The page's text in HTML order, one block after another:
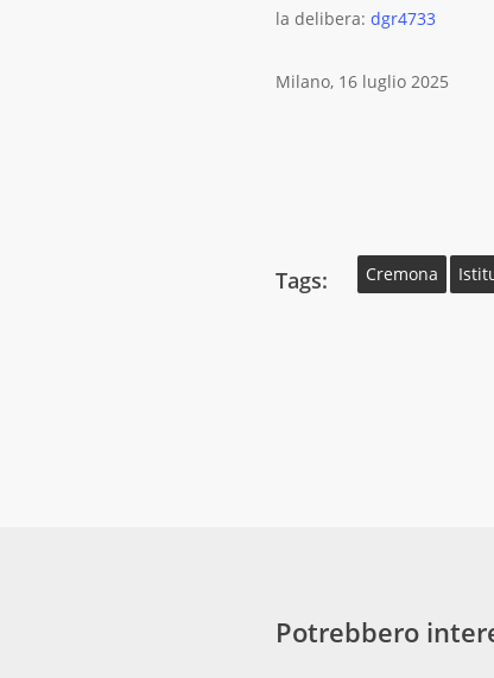
la delibera: dgr4733
Milano, 16 luglio 2025
Tags: Cremona
Potrebbero